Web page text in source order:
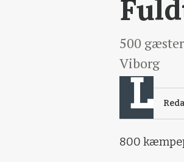
500
Viborg
800